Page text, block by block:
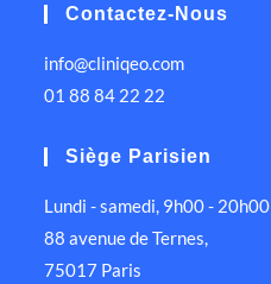
Contactez-Nous
info@cliniqeo.com
01 88 84 22 22
Siège Parisien
Lundi - samedi, 9h00 - 20h00
88 avenue de Ternes,
75017 Paris